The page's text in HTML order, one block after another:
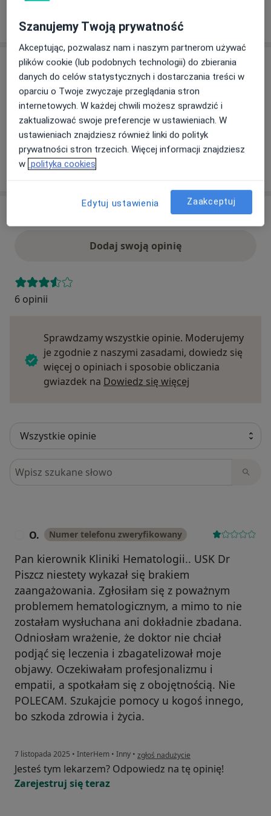
o adresie
Ubezpieczenia - brak akceptowanych
Ten specjalista przyjmuje wyłącznie pacjentów
prywatnych. Możesz opłacić wizytę samodzielnie lub
znaleźć innego specjalistę, który akceptuje Twoje
ubezpieczenie.
Szukaj specjalistów według ubezpieczenia
Dodaj swoją opinię
6 opinii
Sprawdzamy wszystkie opinie. Moderujemy
je zgodnie z naszymi zasadami, dowiedz się
więcej o opiniach i sposobie obliczania
gwiazdek na Dowiedz się więcej
Szukaj w opiniach
O. Numer telefonu zweryfikowany
Pan kierownik Kliniki Hematologii.. USK Dr
Piszcz niestety wykazał się brakiem
zaangażowania. Zgłosiłam się z poważnym
problemem hematologicznym, a mimo to nie
zostałam wysłuchana ani dokładnie zbadana.
Odniosłam wrażenie, że doktor nie chciał
podjąć się leczenia i zbagatelizował moje
objawy. Oczekiwałam profesjonalizmu i
empatii, a spotkałam się z obojętnością. Nie
POLECAM. Szukajcie pomocy u kogoś innego,
bo szkoda zdrowia i życia.
7 listopada 2025 • InterHem • Inny • w opinii użytkownika O.
zgłoś nadużycie
Jesteś tym lekarzem? Odpowiedz na tę opinię!
Zarejestruj się teraz
Szanujemy Twoją prywatność
Akceptując, pozwalasz nam i naszym partnerom używać
plików cookie (lub podobnych technologii) do zbierania
danych do celów statystycznych i dostarczania treści w
oparciu o Twoje zwyczaje przeglądania stron
internetowych. W każdej chwili możesz sprawdzić i
zaktualizować swoje preferencje w ustawieniach. W
ustawieniach znajdziesz również linki do polityk
prywatności stron trzecich. Więcej informacji znajdziesz
w polityka cookies
Edytuj ustawienia Zaakceptuj